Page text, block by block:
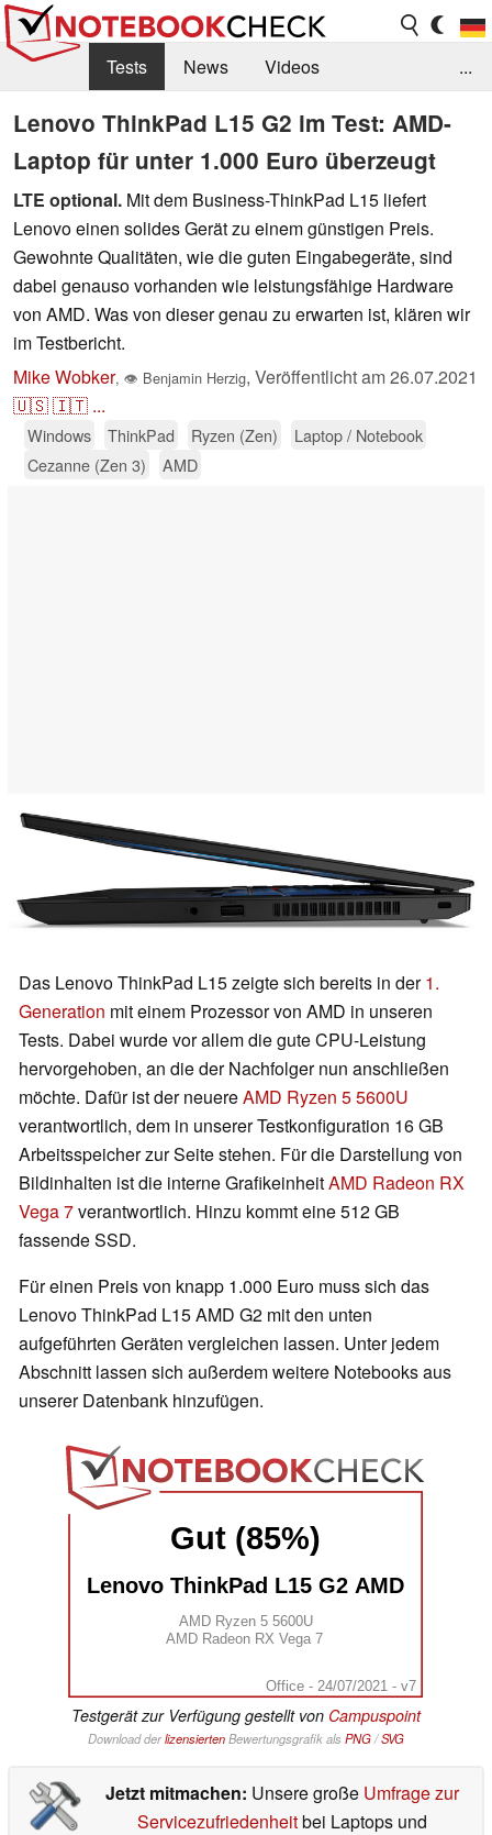
Tests News
Videos
Benchmarks & Tech
Externe Tests
Kaufberatung
Deals Suche
Jobs
Forum
...
Lenovo ThinkPad L15 G2 im Test: AMD-
Laptop für unter 1.000 Euro überzeugt
LTE optional. Mit dem Business-ThinkPad L15 liefert
Lenovo einen solides Gerät zu einem günstigen Preis.
Gewohnte Qualitäten, wie die guten Eingabegeräte, sind
dabei genauso vorhanden wie leistungsfähige Hardware
von AMD. Was von dieser genau zu erwarten ist, klären wir
im Testbericht.
Mike Wobker, 👁 Benjamin Herzig, Veröffentlicht am26.07.2021
🇺🇸🇮🇹 ...
Windows ThinkPad Ryzen (Zen)
Laptop / Notebook
Cezanne (Zen 3)
AMD
Das Lenovo ThinkPad L15 zeigte sich bereits in der1.
Generation mit einem Prozessor von AMD in unseren
Tests. Dabei wurde vor allem die gute CPU-Leistung
hervorgehoben, an die der Nachfolger nun anschließen
möchte. Dafür ist der neuereAMD Ryzen 5 5600U
verantwortlich, dem in unserer Testkonfiguration 16 GB
Arbeitsspeicher zur Seite stehen. Für die Darstellung von
Bildinhalten ist die interne GrafikeinheitAMD Radeon RX
Vega 7verantwortlich. Hinzu kommt eine 512 GB
fassende SSD.
Für einen Preis von knapp 1.000 Euro muss sich das
Lenovo ThinkPad L15 AMD G2 mit den unten
aufgeführten Geräten vergleichen lassen. Unter jedem
Abschnitt lassen sich außerdem weitere Notebooks aus
unserer Datenbank hinzufügen.
Gut (85%)
Lenovo ThinkPad L15 G2 AMD
AMD Ryzen 5 5600U
AMD Radeon RX Vega 7
Office - 24/07/2021 - v7
Testgerät zur Verfügung gestellt von Campuspoint
Download derlizensiertenBewertungsgrafik als PNG/SVG
Jetzt mitmachen: Unsere große Umfrage zur
Servicezufriedenheitbei Laptops und